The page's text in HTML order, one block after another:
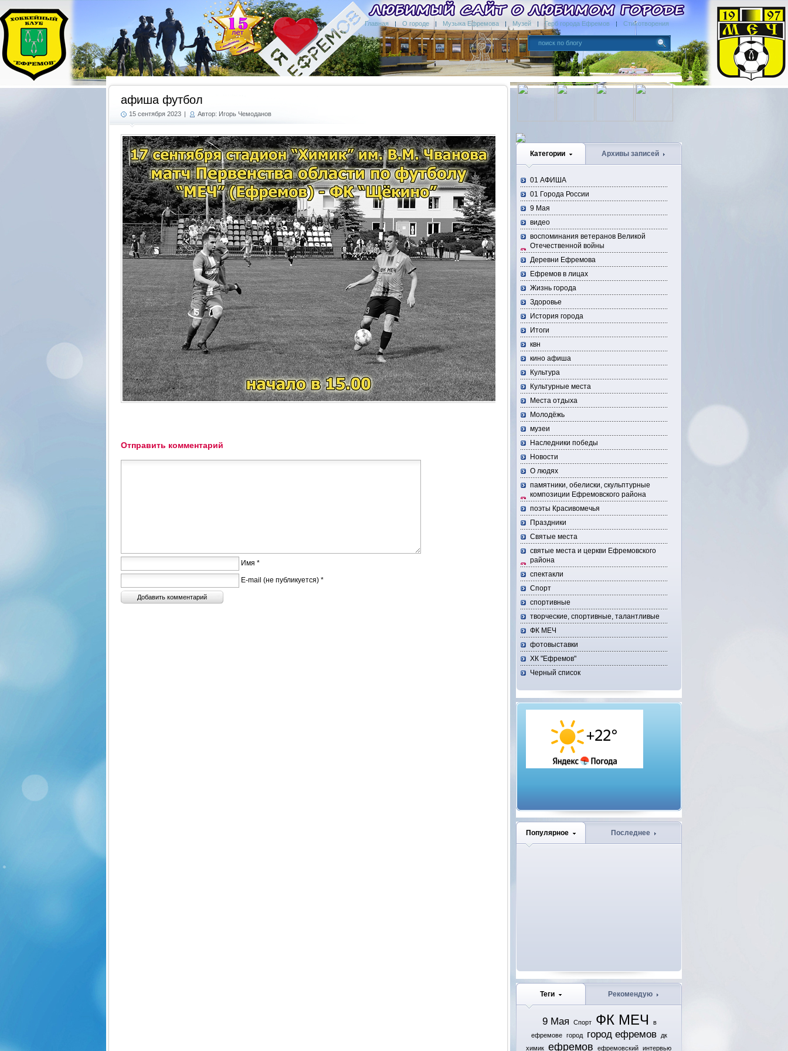
Главная О городе Музыка Ефремова Музей Герб города Ефремов Стихотворения
афиша футбол
15 сентября 2023 | Автор: Игорь Чемоданов
Отправить комментарий
Имя *
E-mail (не публикуется) *
Категории Архивы записей
01 АФИША
01 Города России
9 Мая
видео
воспоминания ветеранов Великой
Отечественной войны
Деревни Ефремова
Ефремов в лицах
Жизнь города
Здоровье
История города
Итоги
квн
кино афиша
Культура
Культурные места
Места отдыха
Молодёжь
музеи
Наследники победы
Новости
О людях
памятники, обелиски, скульптурные
композиции Ефремовского района
поэты Красивомечья
Праздники
Святые места
святые места и церкви Ефремовского
района
спектакли
Спорт
спортивные
творческие, спортивные, талантливые
ФК МЕЧ
фотовыставки
ХК "Ефремов"
Черный список
Популярное Последнее
Теги Рекомендую
9 Мая Спорт ФК МЕЧ
в
ефремове
город город ефремов
дк
химик
ефремов ефремовский интервью